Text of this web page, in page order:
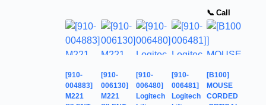
📞 Call
[910-
004883]
M221
[910-
006130]
M221
[910-
006480]
Logitech
[910-
006481]
Logitech
[B100]
MOUSE
CORDED